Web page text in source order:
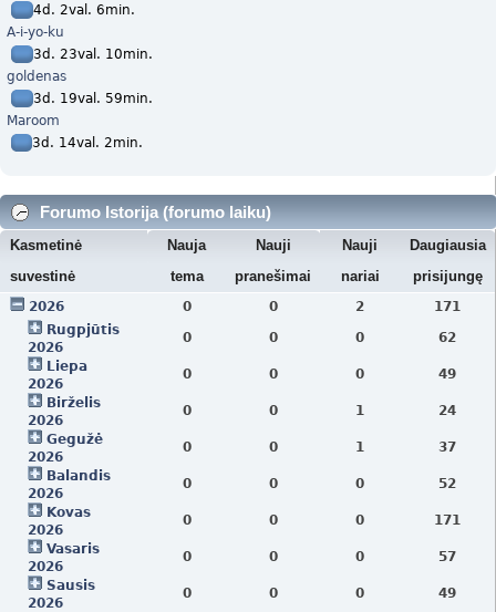
4d. 2val. 6min.
A-i-yo-ku
3d. 23val. 10min.
goldenas
3d. 19val. 59min.
Maroom
3d. 14val. 2min.
Forumo Istorija (forumo laiku)
Kasmetinė
suvestinė
Nauja
tema
Nauji
pranešimai
Nauji
nariai
Daugiausia
prisijungę
2026
0 0 2
171
Rugpjūtis
2026
0 0 0
62
Liepa
2026
0 0 0
49
Birželis
2026
0 0 1
24
Gegužė
2026
0 0 1
37
Balandis
2026
0 0 0
52
Kovas
2026
0 0 0
171
Vasaris
2026
0 0 0
57
Sausis
2026
0 0 0
49